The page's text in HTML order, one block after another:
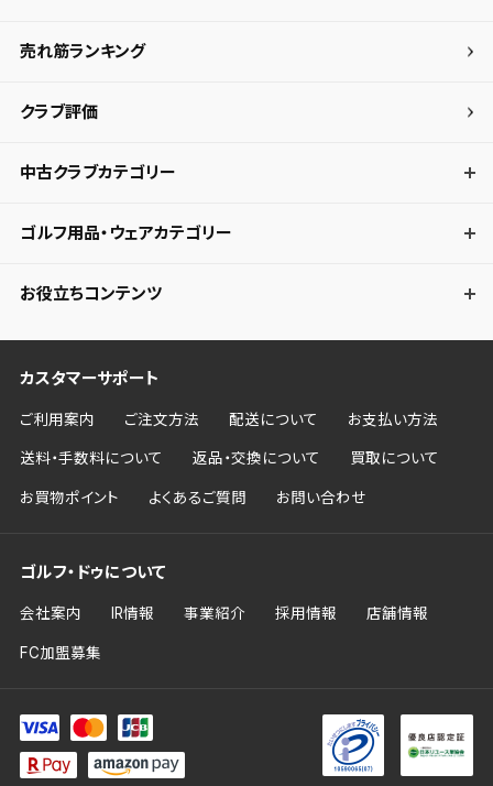
売れ筋ランキング
クラブ評価
中古クラブカテゴリー
ゴルフ用品・ウェアカテゴリー
お役立ちコンテンツ
カスタマーサポート
ご利用案内 ご注文方法 配送について お支払い方法
送料・手数料について 返品・交換について 買取について
お買物ポイント よくあるご質問 お問い合わせ
ゴルフ・ドゥについて
会社案内 IR情報 事業紹介 採用情報 店舗情報
FC加盟募集